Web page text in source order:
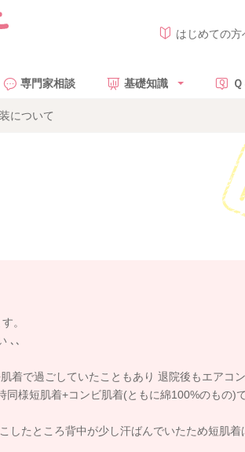
はじめての方
専門家相談 基礎知識
について
。
､､
着で過ごしていたこともあり 退院後もエアコ
様短肌着+コンビ肌着(ともに綿100%のもの)
したところ背中が少し汗ばんでいたため短肌